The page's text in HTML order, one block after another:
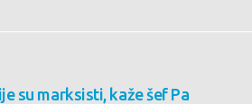
su marksisti, kaže šef Pa